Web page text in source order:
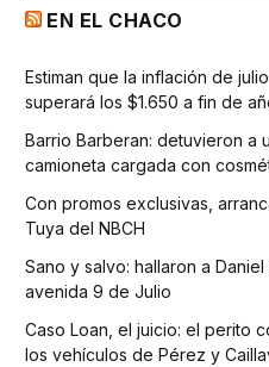
EN EL CHACO
Estiman que la inflación de
superará los $1.650 a fin de
Barrio Barberan: detuvieron a
camioneta cargada con
Con promos exclusivas,
Tuya del NBCH
Sano y salvo: hallaron a
avenida 9 de Julio
Caso Loan, el juicio: el perito
los vehículos de Pérez y